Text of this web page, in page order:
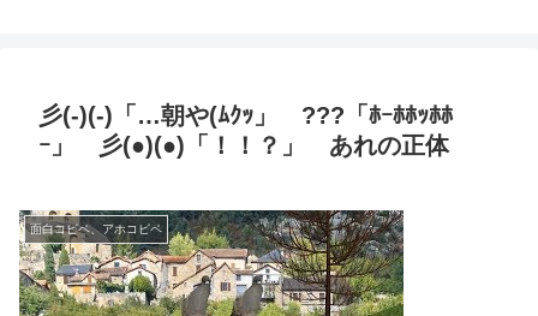
彡(-)(-)「…朝や(ﾑｸｯ」 ???「ﾎｰﾎﾎｯﾎﾎ
ｰ」 彡(●)(●)「！！？」 あれの正体
面白コピペ、アホコピペ